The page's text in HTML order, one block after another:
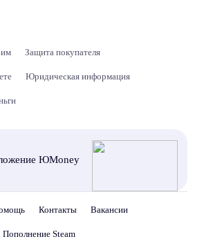
Защита покупателя
Юридическая информация
ЮMoney
Контакты Вакансии
Пополнение Steam